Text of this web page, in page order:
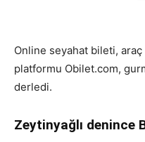
Online seyahat bileti,
platformu Obilet.com,
derledi.
Zeytinyağlı denince